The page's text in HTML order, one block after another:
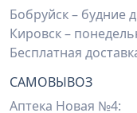
Бобруйск – будние
Кировск –
Бесплатная
САМОВЫВОЗ
Аптека Новая №4: